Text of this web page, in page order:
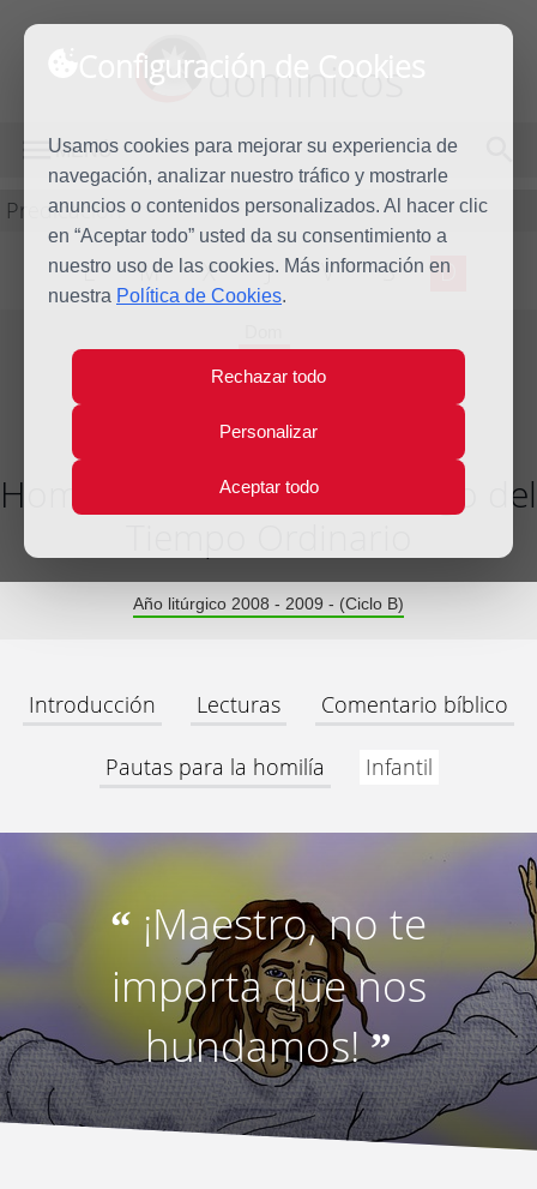
Configuración de Cookies
Usamos cookies para mejorar su experiencia de
navegación, analizar nuestro tráfico y mostrarle
anuncios o contenidos personalizados. Al hacer clic
en “Aceptar todo” usted da su consentimiento a
nuestro uso de las cookies. Más información en
nuestra Política de Cookies.
Rechazar todo
Personalizar
Aceptar todo
dominicos
MENÚ
Predicación
L M X J V S D
21
Jun
Homilía Duodécimo Domingo del
Año litúrgico 2008 - 2009 - (Ciclo B)
Introducción Lecturas Comentario bíblico
Pautas para la homilía Infantil
“ ¡Maestro, no te
importa que nos
hundamos!”